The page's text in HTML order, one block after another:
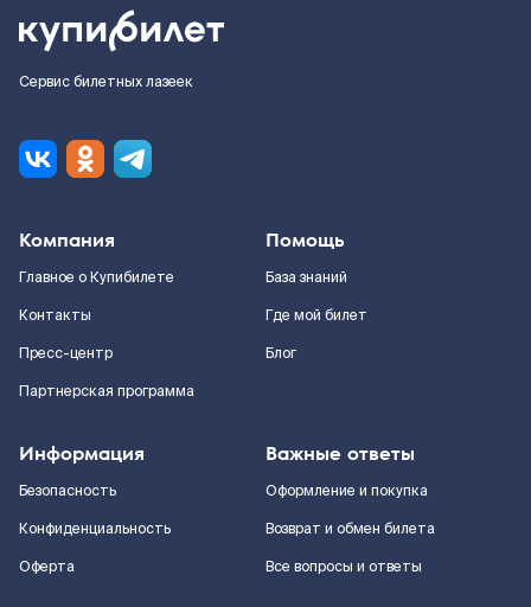
Сервис билетных лазеек
Компания
Главное о Купибилете
Контакты
Пресс-центр
Партнерская программа
Помощь
База знаний
Где мой билет
Блог
Информация
Безопасность
Конфиденциальность
Оферта
Важные ответы
Оформление и покупка
Возврат и обмен билета
Все вопросы и ответы